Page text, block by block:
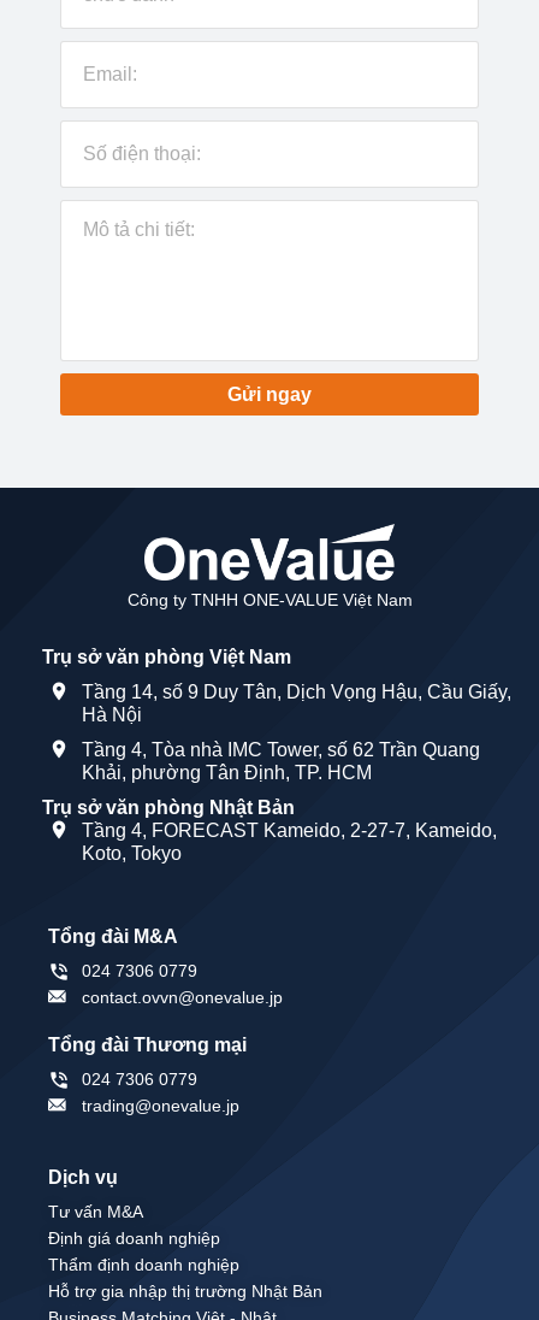
Gửi ngay
Công ty TNHH ONE-VALUE Việt Nam
Trụ sở văn phòng Việt Nam
Tầng 14, số 9 Duy Tân, Dịch Vọng Hậu, Cầu Giấy,
Hà Nội
Tầng 4, Tòa nhà IMC Tower, số 62 Trần Quang
Khải, phường Tân Định, TP. HCM
Trụ sở văn phòng Nhật Bản
Tầng 4, FORECAST Kameido, 2-27-7, Kameido,
Koto, Tokyo
Tổng đài M&A
024 7306 0779
contact.ovvn@onevalue.jp
Tổng đài Thương mại
024 7306 0779
trading@onevalue.jp
Dịch vụ
Tư vấn M&A
Định giá doanh nghiệp
Thẩm định doanh nghiệp
Hỗ trợ gia nhập thị trường Nhật Bản